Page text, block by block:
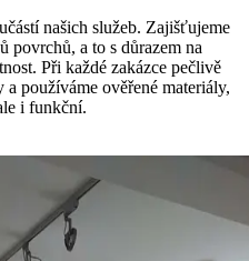
našich služeb. Zajišťujeme
povrchů, a to s důrazem na
Při každé zakázce pečlivě
používáme ověřené materiály,
i funkční.